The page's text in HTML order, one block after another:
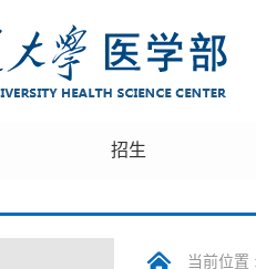
招生
当前位